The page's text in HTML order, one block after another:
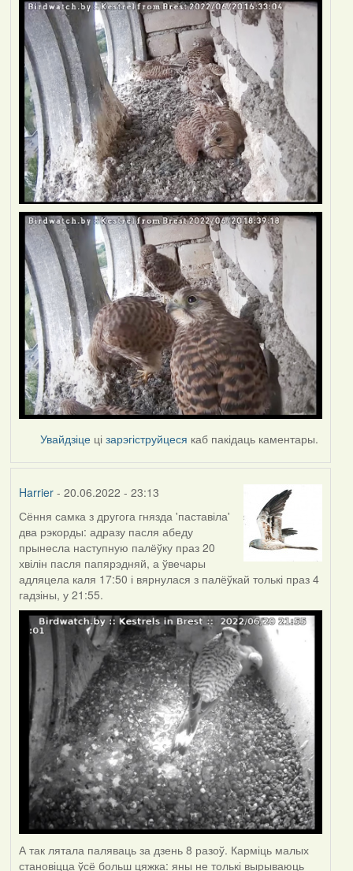
Увайдзіце цізарэгіструйцеся каб пакідаць каментары.
Harrier- 20.06.2022 - 23:13
Сёння самка з другога гнязда 'паставіла'
два рэкорды: адразу пасля абеду
прынесла наступную палёўку праз 20
хвілін пасля папярэдняй, а ўвечары
адляцела каля 17:50 і вярнулася з палёўкай толькі праз 4
гадзіны, у 21:55.
А так лятала паляваць за дзень 8 разоў. Карміць малых
становіцца ўсё больш цяжка: яны не толькі вырываюць